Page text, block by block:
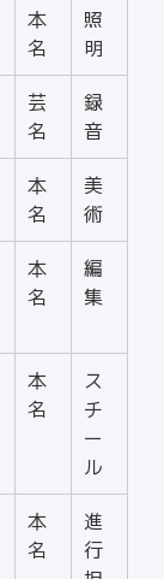
本
名
照
明
芸
名
録
音
本
名
美
術
本
名
編
集
本
名
ス
チ
ー
ル
本
名
進
行